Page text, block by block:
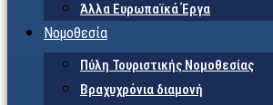
Άλλα Ευρωπαϊκά Έργα
Νομοθεσία
Πύλη Τουριστικής Νομοθεσίας
Βραχυχρόνια διαμονή